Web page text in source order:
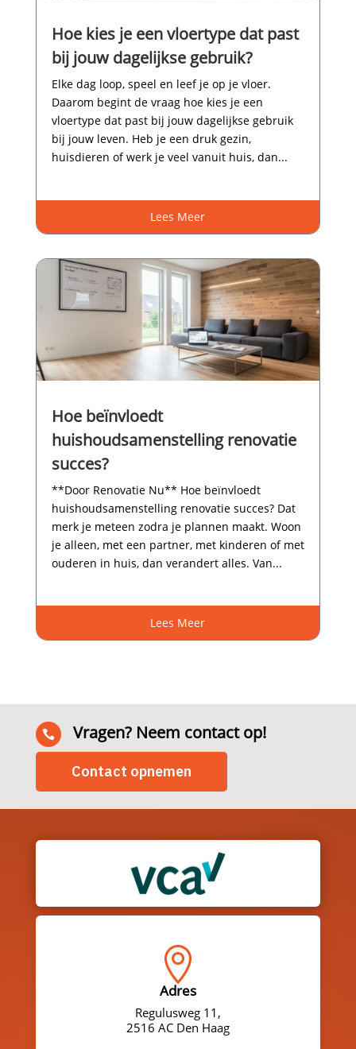
Hoe kies je een vloertype dat past
bij jouw dagelijkse gebruik?
Elke dag loop, speel en leef je op je vloer.​
Daarom begint de vraag hoe kies je een
vloertype dat past bij jouw dagelijkse gebruik
bij jouw leven.​ Heb je een druk gezin,
huisdieren of werk je veel vanuit huis, dan...
Lees Meer
Hoe beïnvloedt
huishoudsamenstelling renovatie
succes?
**Door Renovatie Nu** Hoe beïnvloedt
huishoudsamenstelling renovatie succes? Dat
merk je meteen zodra je plannen maakt.​ Woon
je alleen, met een partner, met kinderen of met
ouderen in huis, dan verandert alles.​ Van...
Lees Meer
 Vragen? Neem contact op!
Contact opnemen

Adres
Regulusweg 11,
2516 AC Den Haag